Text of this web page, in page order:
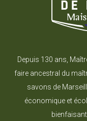
Depuis 130 ans,
faire ancestral du
savons de
économique et